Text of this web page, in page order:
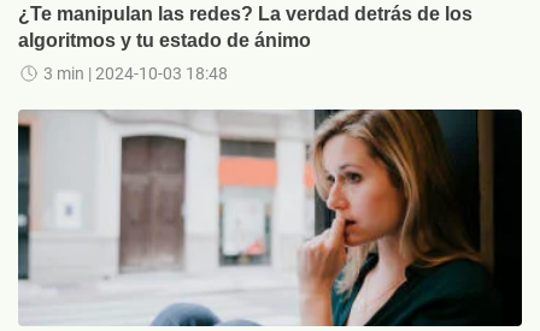
¿Te manipulan las redes? La verdad detrás de los
algoritmos y tu estado de ánimo
3 min | 2024-10-03 18:48